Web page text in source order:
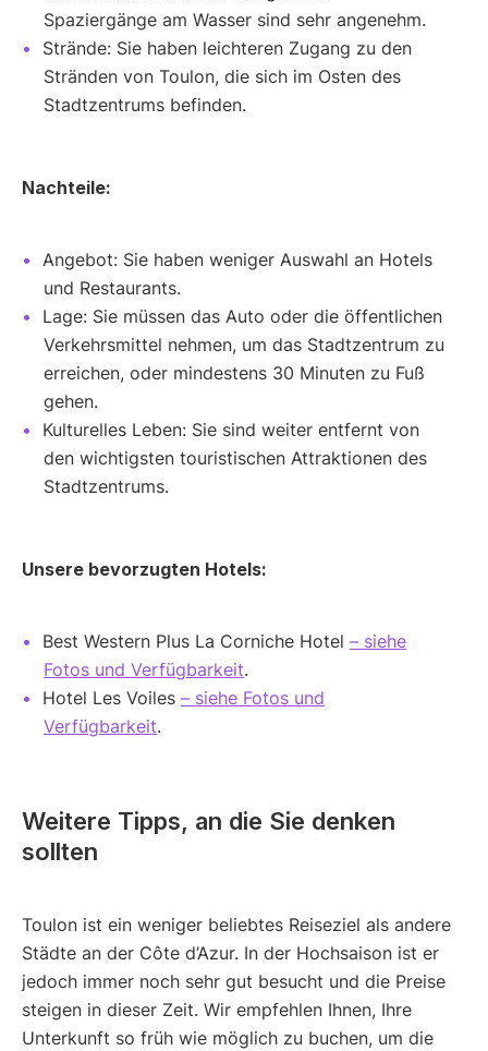
Spaziergänge am Wasser sind sehr angenehm.
Strände: Sie haben leichteren Zugang zu den
Stränden von Toulon, die sich im Osten des
Stadtzentrums befinden.
Nachteile:
Angebot: Sie haben weniger Auswahl an Hotels
und Restaurants.
Lage: Sie müssen das Auto oder die öffentlichen
Verkehrsmittel nehmen, um das Stadtzentrum zu
erreichen, oder mindestens 30 Minuten zu Fuß
gehen.
Kulturelles Leben: Sie sind weiter entfernt von
den wichtigsten touristischen Attraktionen des
Stadtzentrums.
Unsere bevorzugten Hotels:
Best Western Plus La Corniche Hotel – siehe
Fotos und Verfügbarkeit.
Hotel Les Voiles – siehe Fotos und
Verfügbarkeit.
Weitere Tipps, an die Sie denken
sollten
Toulon ist ein weniger beliebtes Reiseziel als andere
Städte an der Côte d’Azur. In der Hochsaison ist er
jedoch immer noch sehr gut besucht und die Preise
steigen in dieser Zeit. Wir empfehlen Ihnen, Ihre
Unterkunft so früh wie möglich zu buchen, um die